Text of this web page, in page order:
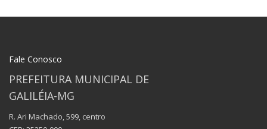
Fale Conosco
PREFEITURA MUNICIPAL DE
GALILÉIA-MG
R. Ari Machado, 599, centro